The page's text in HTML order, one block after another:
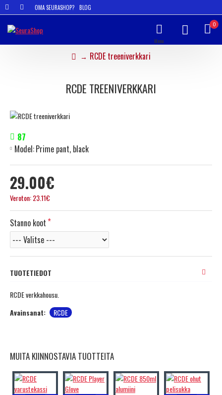
OMA SEURASHOP? BLOG
0
RCDE treeniverkkari
RCDE TREENIVERKKARI
29.00€
Veroton: 23.11€
87
Model:Prime pant, black
Stanno koot
TUOTETIEDOT
RCDE verkkahousu.
Avainsanat:
RCDE
MUITA KIINNOSTAVIA TUOTTEITA